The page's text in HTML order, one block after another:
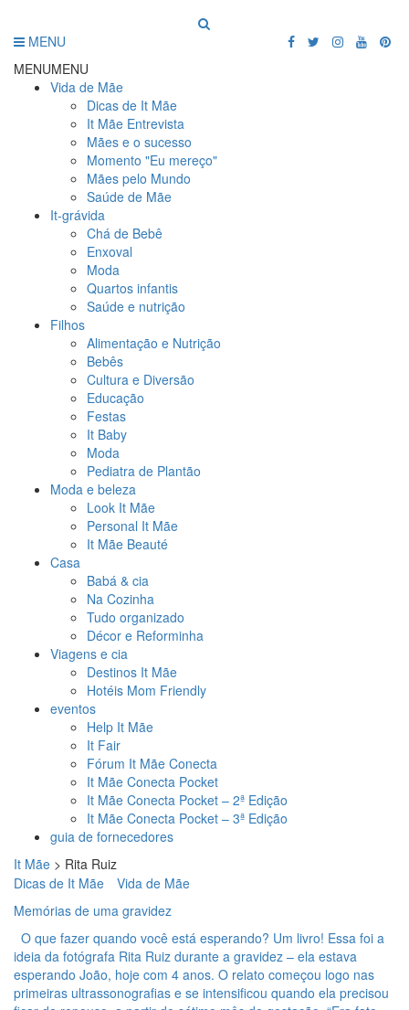
MENU
MENUMENU
Vida de Mãe
Dicas de It Mãe
It Mãe Entrevista
Mães e o sucesso
Momento "Eu mereço"
Mães pelo Mundo
Saúde de Mãe
It-grávida
Chá de Bebê
Enxoval
Moda
Quartos infantis
Saúde e nutrição
Filhos
Alimentação e Nutrição
Bebês
Cultura e Diversão
Educação
Festas
It Baby
Moda
Pediatra de Plantão
Moda e beleza
Look It Mãe
Personal It Mãe
It Mãe Beauté
Casa
Babá & cia
Na Cozinha
Tudo organizado
Décor e Reforminha
Viagens e cia
Destinos It Mãe
Hotéis Mom Friendly
eventos
Help It Mãe
It Fair
Fórum It Mãe Conecta
It Mãe Conecta Pocket
It Mãe Conecta Pocket – 2ª Edição
It Mãe Conecta Pocket – 3ª Edição
guia de fornecedores
It Mãe > Rita Ruiz
Dicas de It Mãe
Vida de Mãe
Memórias de uma gravidez
O que fazer quando você está esperando? Um livro! Essa foi a
ideia da fotógrafa Rita Ruiz durante a gravidez – ela estava
esperando João, hoje com 4 anos. O relato começou logo nas
primeiras ultrassonografias e se intensificou quando ela precisou